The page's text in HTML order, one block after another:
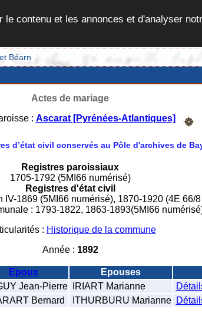
contenu et les annonces et d'analyser
Béarn
Actes de mariage
: Ascarat [Pyrénées-Atlantiques]
d’état civil conservés au Pôle d'archives de
Registres paroissiaux
1705-1792 (5MI66 numérisé)
Registres d'état civil
1869 (5MI66 numérisé), 1870-1920 (4E 66/
: 1793-1822, 1863-1893(5MI66
: Historique de la commune
Année : 1892
Epoux
Epouses
Jean-Pierre IRIART Marianne
Bernard ITHURBURU Marianne